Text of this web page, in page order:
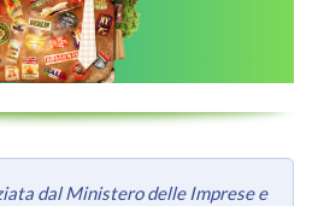
dal Ministero delle Imprese e